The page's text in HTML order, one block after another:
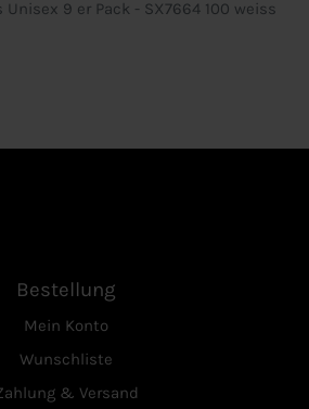
Unisex 9 er Pack - SX7664 100 weiss
Bestellung
Mein Konto
Wunschliste
& Versand